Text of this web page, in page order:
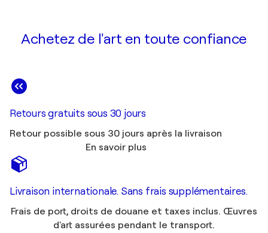
Achetez de l'art en toute confiance
Retours gratuits sous 30 jours
Retour possible sous 30 jours après la livraison
En savoir plus
Livraison internationale. Sans frais supplémentaires.
Frais de port, droits de douane et taxes inclus. Œuvres
d'art assurées pendant le transport.